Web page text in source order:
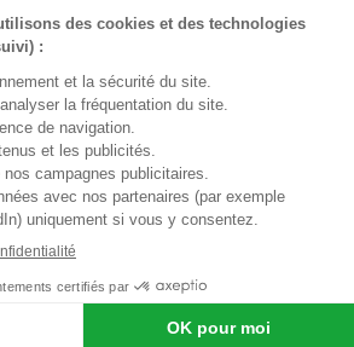
à tout moment via le lien de
dans chaque e-mail.
?